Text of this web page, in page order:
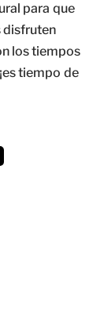
para que
disfruten
los tiempos
tiempo de